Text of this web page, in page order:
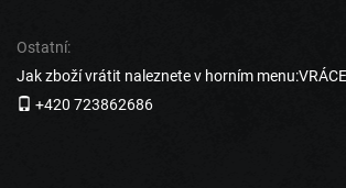
Ostatní:
Jak zboží vrátit naleznete v horním
+420 723862686